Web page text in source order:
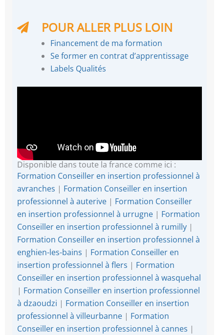
POUR ALLER PLUS LOIN
Financement de ma formation
Se former en contrat d’apprentissage
Labels Qualités
Disponible dans toute la france comme ici :
Formation Conseiller en insertion professionnel à
avranches | Formation Conseiller en insertion
professionnel à auterive | Formation Conseiller
en insertion professionnel à urrugne | Formation
Conseiller en insertion professionnel à rumilly |
Formation Conseiller en insertion professionnel à
enghien-les-bains | Formation Conseiller en
insertion professionnel à flers | Formation
Conseiller en insertion professionnel à wasquehal
| Formation Conseiller en insertion professionnel
à dzaoudzi | Formation Conseiller en insertion
professionnel à villeurbanne | Formation
Conseiller en insertion professionnel à cannes |